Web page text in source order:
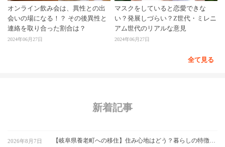
オンライン飲み会は、異性との出
会いの場になる！？ その後異性と
連絡を取り合った割合は？
2024年06月27日
マスクをしていると恋愛できな
い？発展しづらい？Z世代・ミレニ
アム世代のリアルな意見
2024年06月27日
全て見る
新着記事
2026年8月7日 【岐阜県養老町への移住】住み心地はどう？暮らしの特徴・仕事・支援情報